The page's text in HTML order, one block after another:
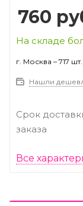
760
На складе
г. Москва – 717 шт.
Нашли
Срок
заказа
Все